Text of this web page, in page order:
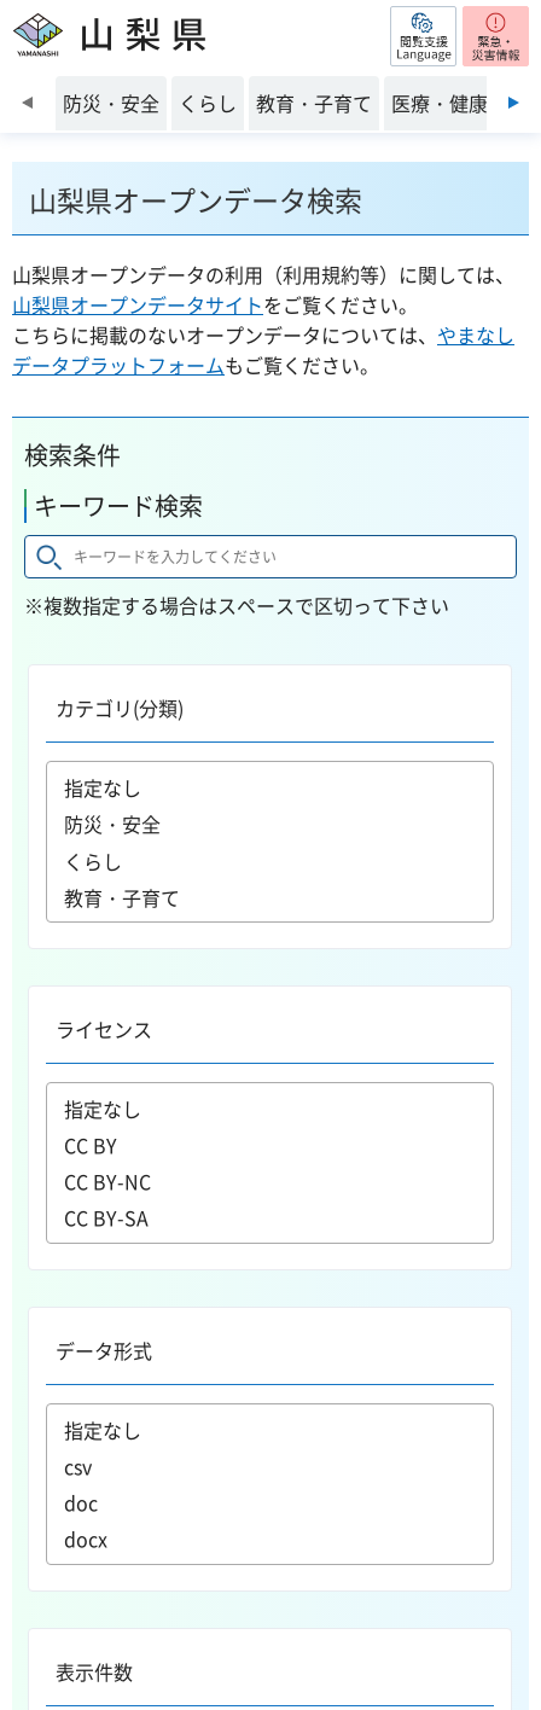
山梨県 閲覧支援
前のスライドを表示
防災・安全 くらし 教育・子育て 医療・健康・福
山梨県オープンデータ検索
山梨県オープンデータの利用（利用規約等）に関しては、
山梨県オープンデータサイトをご覧ください。
こちらに掲載のないオープンデータについては、 やまなし
データプラットフォームもご覧ください。
検索条件
キーワード検索
※複数指定する場合はスペースで区切って下さい
カテゴリ(分類)
ライセンス
データ形式
表示件数